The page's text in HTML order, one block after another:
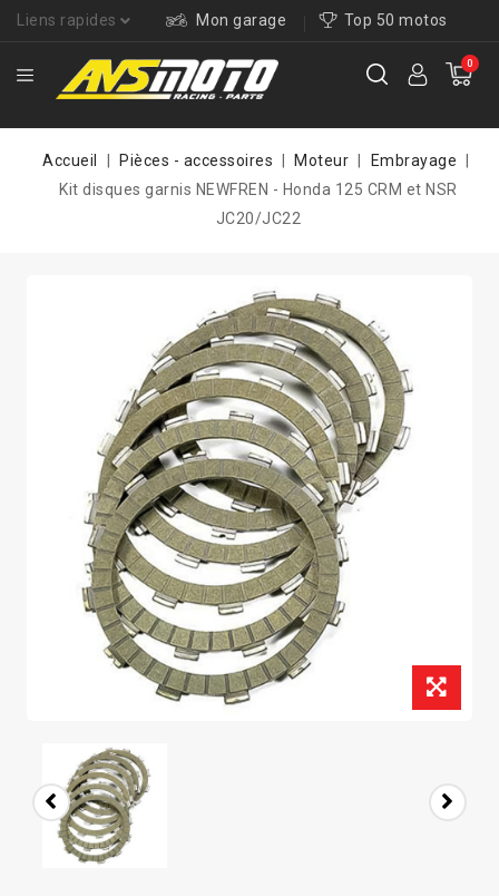
Liens rapides Mon garage Top 50 motos
0
Accueil Pièces - accessoires Moteur
Embrayage
Kit disques garnis NEWFREN - Honda 125 CRM et NSR
JC20/JC22